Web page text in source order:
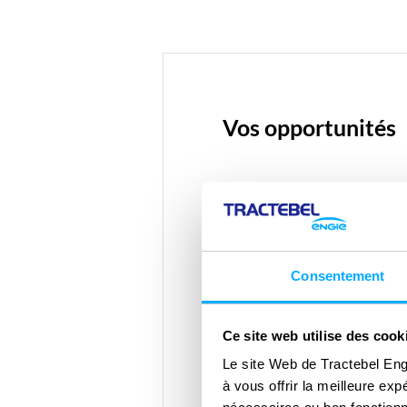
Consentement
Ce site web utilise des
Le site Web de Tractebel
à vous offrir la meilleure
Vos opportunités
premier ordre pour vos
haute disponibilité et de
Améliorer l’efficacité
systèmes de